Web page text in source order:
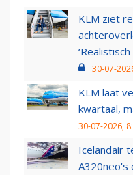
KLM ziet
‘Realistisch
30-07-
KLM laat
kwartaal,
30-07-2026,
Icelandair
A320neo's